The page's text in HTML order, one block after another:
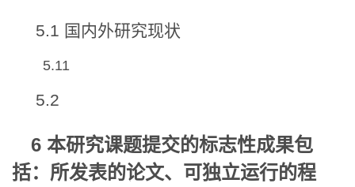
5.1 国内外研究现状
5.11
5.2
6 本研究课题提交的标志性成果包
括：所发表的论文、可独立运行的程